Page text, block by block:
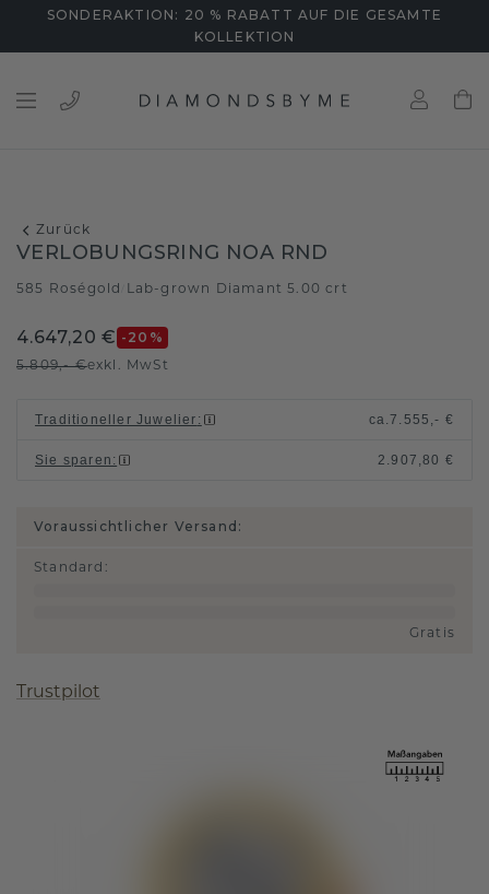
SONDERAKTION: 20 % RABATT AUF DIE GESAMTE
KOLLEKTION
Zurück
VERLOBUNGSRING NOA RND
585 Roségold Lab-grown Diamant 5.00 crt
4.647,20 € -20 %
5.809,- €exkl. MwSt
Traditioneller Juwelier : ca.7.555,- €
Sie sparen : 2.907,80 €
Voraussichtlicher Versand:
Standard :
Gratis
Trustpilot